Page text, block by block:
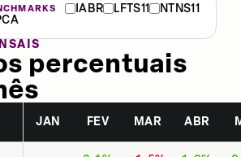
IABR LFTS11
NTNS11
percentuais
JAN FEV MAR ABR